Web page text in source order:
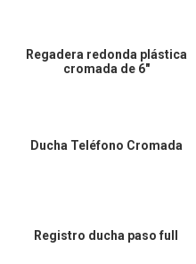
Regadera redonda plástica
cromada de 6″
Ducha Teléfono Cromada
Registro ducha paso full